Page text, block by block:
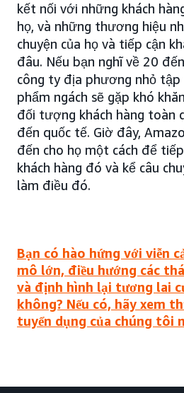
kết nối với những khách
họ, và những thương hiệu
chuyện của họ và tiếp cận
đâu. Nếu bạn nghĩ về 20
công ty địa phương nhỏ
phẩm ngách sẽ gặp khó
đối tượng khách hàng toàn
đến quốc tế. Giờ đây,
đến cho họ một cách để
khách hàng đó và kể câu
làm điều đó.
Bạn có hào hứng với viễn
mô lớn, điều hướng các
và định hình lại tương lai
không? Nếu có, hãy xem
tuyển dụng của chúng tôi